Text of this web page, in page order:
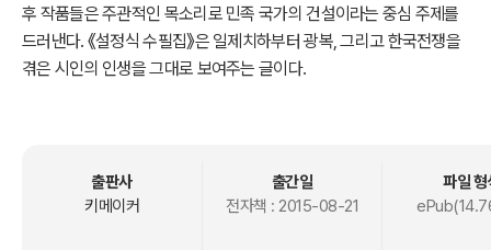
후 작품들은 주관적인 목소리로 민족 국가의 건설이라는 중심 주제를
드러낸다. 《설정식 수필집》은 일제치하부터 광복, 그리고 한국전쟁을
겪은 시인의 인생을 그대로 보여주는 글이다.
출판사
키메이커
출간일
전자책 : 2015-08-21
파일 형